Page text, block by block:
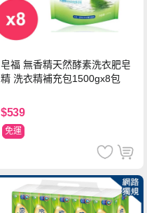
皂福 無香精天然酵素洗衣肥皂
精 洗衣精補充包1500gx8包
$539
免運